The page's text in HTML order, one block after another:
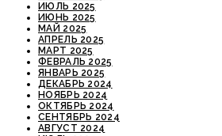
ИЮЛЬ 2025
ИЮНЬ 2025
МАЙ 2025
АПРЕЛЬ 2025
МАРТ 2025
ФЕВРАЛЬ 2025
ЯНВАРЬ 2025
ДЕКАБРЬ 2024
НОЯБРЬ 2024
ОКТЯБРЬ 2024
СЕНТЯБРЬ 2024
АВГУСТ 2024